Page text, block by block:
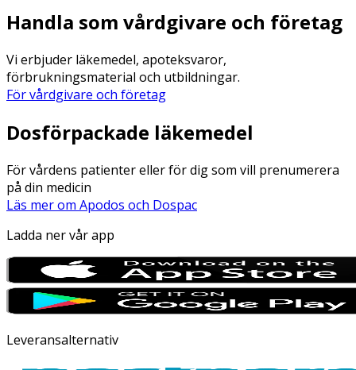
Handla som vårdgivare och företag
Vi erbjuder läkemedel, apoteksvaror,
förbrukningsmaterial och utbildningar.
För vårdgivare och företag
Dosförpackade läkemedel
För vårdens patienter eller för dig som vill prenumerera
på din medicin
Läs mer om Apodos och Dospac
Ladda ner vår app
Leveransalternativ